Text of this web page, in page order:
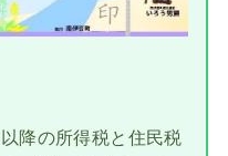
降の所得税と住民税